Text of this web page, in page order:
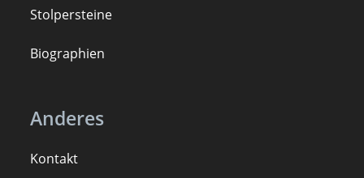
Stolpersteine
Biographien
Anderes
Kontakt